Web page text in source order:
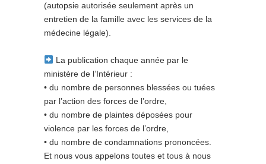
(autopsie autorisée seulement après un
entretien de la famille avec les services de la
médecine légale).
La publication chaque année par le
ministère de l’Intérieur :
• du nombre de personnes blessées ou tuées
par l’action des forces de l’ordre,
• du nombre de plaintes déposées pour
violence par les forces de l’ordre,
• du nombre de condamnations prononcées.
Et nous vous appelons toutes et tous à nous